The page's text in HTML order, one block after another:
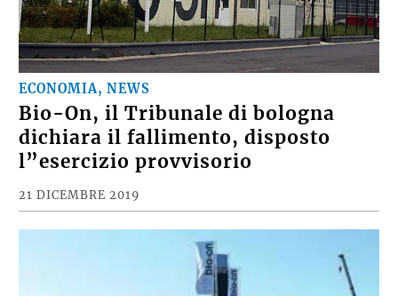
ECONOMIA, NEWS
Bio-On, il Tribunale di bologna
dichiara il fallimento, disposto
l”esercizio provvisorio
21 DICEMBRE 2019